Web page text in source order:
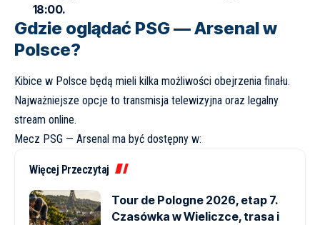
18:00.
Gdzie oglądać PSG — Arsenal w
Polsce?
Kibice w Polsce będą mieli kilka możliwości obejrzenia finału.
Najważniejsze opcje to transmisja telewizyjna oraz legalny
stream online.
Mecz PSG — Arsenal ma być dostępny w:
Więcej Przeczytaj
Tour de Pologne 2026, etap 7.
Czasówka w Wieliczce, trasa i